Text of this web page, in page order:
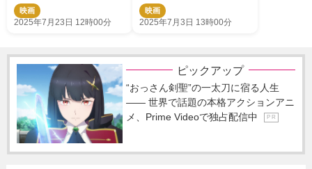
年！『リンダ リンダ リン
ダ 4K』キャスト登壇イベ
映画
2025年7月23日 12時00分
名から溺愛コメント到着
本編映像も公開
映画
2025年7月3日 13時00分
ピックアップ
“おっさん剣聖”の一太刀に宿る人生
―― 世界で話題の本格アクションアニ
メ、Prime Videoで独占配信中
P R